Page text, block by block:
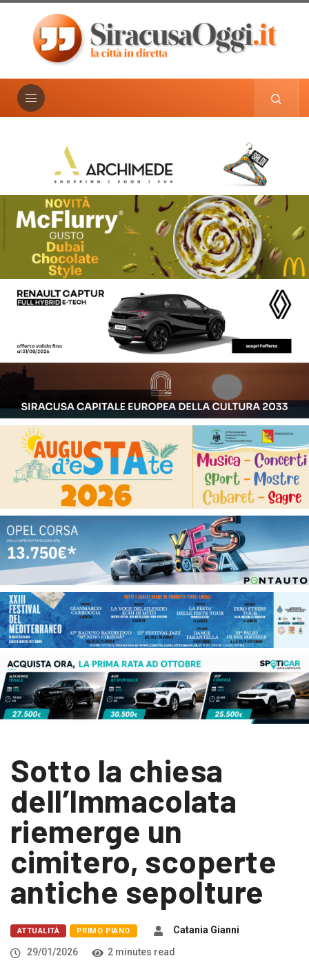
Sotto la chiesa
dell’Immacolata
riemerge un
cimitero, scoperte
antiche sepolture
ATTUALITÀ PRIMO PIANO
Catania Gianni
29/01/2026
2 minutes read